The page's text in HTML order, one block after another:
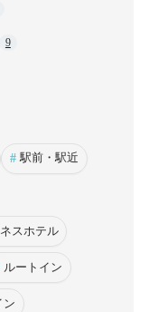
9
# 駅前・駅近
スホテル
ルートイン
ン